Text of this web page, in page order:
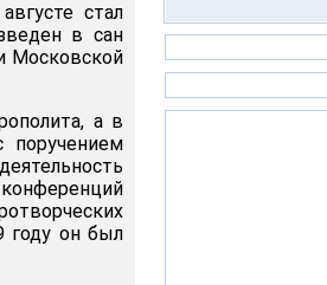
стал
в сан
Московской
а в
поручением
году он был